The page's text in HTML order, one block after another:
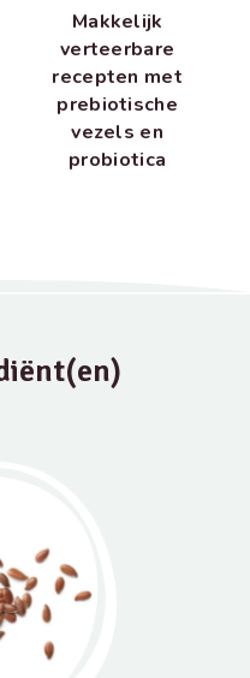
Makkelijk
verteerbare
recepten met
prebiotische
vezels en
probiotica